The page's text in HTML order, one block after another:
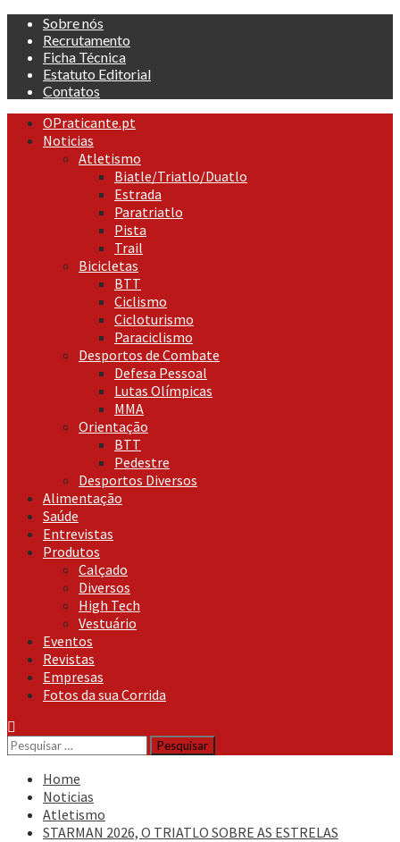
Skip
content
Sobre nós
Recrutamento
Ficha Técnica
Estatuto Editorial
Contatos
Primary
Menu
OPraticante.pt
Noticias
Atletismo
Biatle/Triatlo/Duatlo
Estrada
Paratriatlo
Pista
Trail
Bicicletas
BTT
Ciclismo
Cicloturismo
Paraciclismo
Desportos de Combate
Defesa Pessoal
Lutas Olímpicas
MMA
Orientação
BTT
Pedestre
Desportos Diversos
Alimentação
Saúde
Entrevistas
Produtos
Calçado
Diversos
High Tech
Vestuário
Eventos
Revistas
Empresas
Fotos da sua Corrida
Pesquisar
por:
Home
Noticias
Atletismo
STARMAN 2026, O TRIATLO SOBRE AS ESTRELAS